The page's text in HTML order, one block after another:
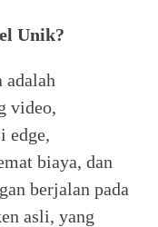
Unik?
adalah
video,
edge,
biaya, dan
berjalan pada
asli, yang